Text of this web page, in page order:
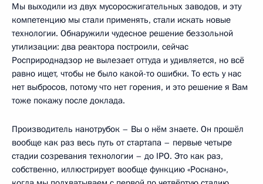
Мы выходили из двух мусоросжигательных заводов, и эту
компетенцию мы стали применять, стали искать новые
технологии. Обнаружили чудесное решение беззольной
утилизации: два реактора построили, сейчас
Росприроднадзор не вылезает оттуда и удивляется, но всё
равно ищет, чтобы не было какой-то ошибки. То есть у нас
нет выбросов, потому что нет горения, и это решение я Вам
тоже покажу после доклада.
Производитель нанотрубок – Вы о нём знаете. Он прошёл
вообще как раз весь путь от стартапа – первые четыре
стадии созревания технологии – до IPO. Это как раз,
собственно, иллюстрирует вообще функцию «Роснано»,